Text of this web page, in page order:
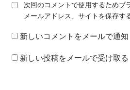
次回のコメントで使用するためブ
メールアドレス、サイトを保存す
新しいコメントをメールで通知
新しい投稿をメールで受け取る